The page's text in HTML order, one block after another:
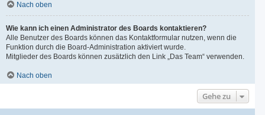
Nach oben
Wie kann ich einen Administrator des Boards kontaktieren?
Alle Benutzer des Boards können das Kontaktformular nutzen, wenn die
Funktion durch die Board-Administration aktiviert wurde.
Mitglieder des Boards können zusätzlich den Link „Das Team“ verwenden.
Nach oben
Gehe zu